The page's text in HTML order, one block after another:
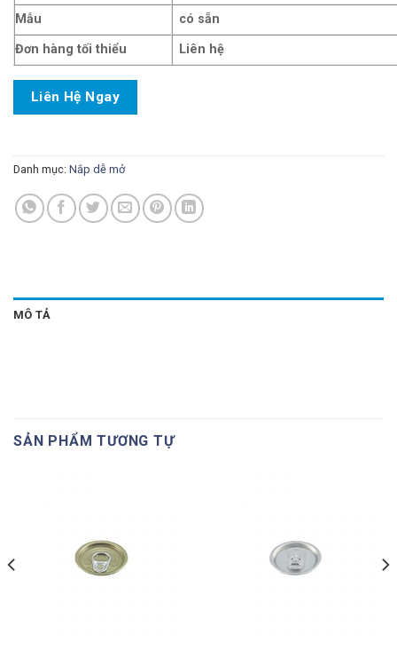
Mẫu
có sẵn
Đơn hàng tối thiểu
Liên hệ
Liên Hệ Ngay
Danh mục: Nắp dễ mở
MÔ TẢ
SẢN PHẨM TƯƠNG TỰ